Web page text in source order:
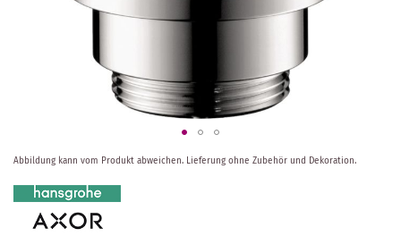
Zum
Anfang
der
Bildergalerie
springen
Abbildung kann vom Produkt abweichen. Lieferung ohne Zubehör und Dekoration.